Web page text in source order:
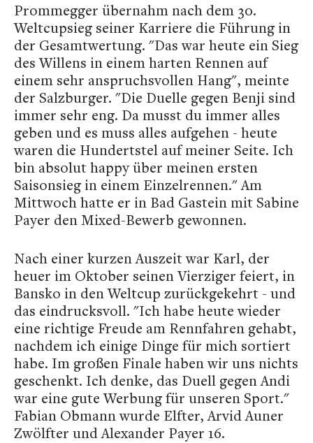
Prommegger übernahm nach dem 30.
Weltcupsieg seiner Karriere die Führung in
der Gesamtwertung. "Das war heute ein Sieg
des Willens in einem harten Rennen auf
einem sehr anspruchsvollen Hang", meinte
der Salzburger. "Die Duelle gegen Benji sind
immer sehr eng. Da musst du immer alles
geben und es muss alles aufgehen - heute
waren die Hundertstel auf meiner Seite. Ich
bin absolut happy über meinen ersten
Saisonsieg in einem Einzelrennen." Am
Mittwoch hatte er in Bad Gastein mit Sabine
Payer den Mixed-Bewerb gewonnen.
Nach einer kurzen Auszeit war Karl, der
heuer im Oktober seinen Vierziger feiert, in
Bansko in den Weltcup zurückgekehrt - und
das eindrucksvoll. "Ich habe heute wieder
eine richtige Freude am Rennfahren gehabt,
nachdem ich einige Dinge für mich sortiert
habe. Im großen Finale haben wir uns nichts
geschenkt. Ich denke, das Duell gegen Andi
war eine gute Werbung für unseren Sport."
Fabian Obmann wurde Elfter, Arvid Auner
Zwölfter und Alexander Payer 16.